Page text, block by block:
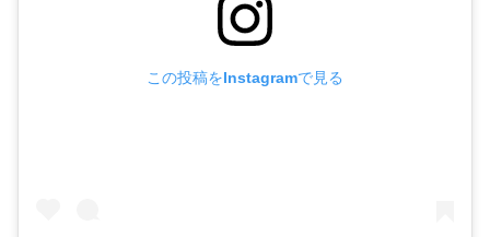
この投稿をInstagramで見る